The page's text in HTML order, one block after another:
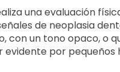
una evaluación
de neoplasia
con un tono opaco, o
por pequeños